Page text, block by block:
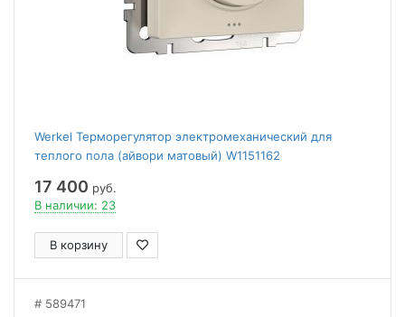
Werkel Терморегулятор электромеханический для
теплого пола (айвори матовый) W1151162
17 400 руб.
В наличии: 23
В корзину
589471